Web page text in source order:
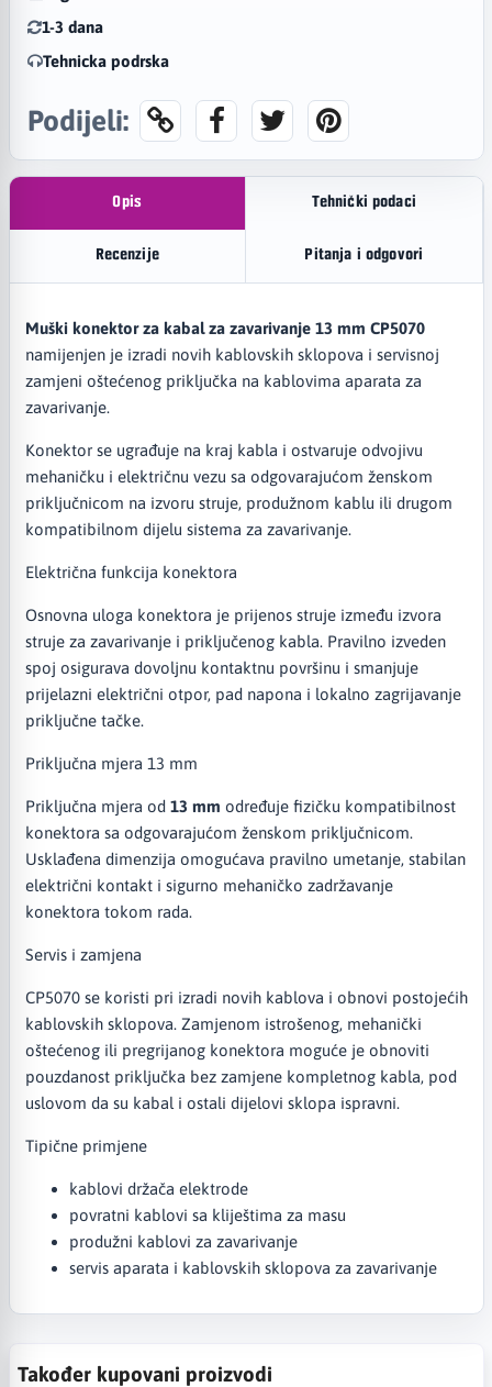
1-3 dana
Tehnicka podrska
Podijeli:
Opis Tehnički podaci
Recenzije Pitanja i odgovori
Muški konektor za kabal za zavarivanje 13 mm CP5070
namijenjen je izradi novih kablovskih sklopova i servisnoj
zamjeni oštećenog priključka na kablovima aparata za
zavarivanje.
Konektor se ugrađuje na kraj kabla i ostvaruje odvojivu
mehaničku i električnu vezu sa odgovarajućom ženskom
priključnicom na izvoru struje, produžnom kablu ili drugom
kompatibilnom dijelu sistema za zavarivanje.
Električna funkcija konektora
Osnovna uloga konektora je prijenos struje između izvora
struje za zavarivanje i priključenog kabla. Pravilno izveden
spoj osigurava dovoljnu kontaktnu površinu i smanjuje
prijelazni električni otpor, pad napona i lokalno zagrijavanje
priključne tačke.
Priključna mjera 13 mm
Priključna mjera od 13 mm određuje fizičku kompatibilnost
konektora sa odgovarajućom ženskom priključnicom.
Usklađena dimenzija omogućava pravilno umetanje, stabilan
električni kontakt i sigurno mehaničko zadržavanje
konektora tokom rada.
Servis i zamjena
CP5070 se koristi pri izradi novih kablova i obnovi postojećih
kablovskih sklopova. Zamjenom istrošenog, mehanički
oštećenog ili pregrijanog konektora moguće je obnoviti
pouzdanost priključka bez zamjene kompletnog kabla, pod
uslovom da su kabal i ostali dijelovi sklopa ispravni.
Tipične primjene
kablovi držača elektrode
povratni kablovi sa kliještima za masu
produžni kablovi za zavarivanje
servis aparata i kablovskih sklopova za zavarivanje
Također kupovani proizvodi